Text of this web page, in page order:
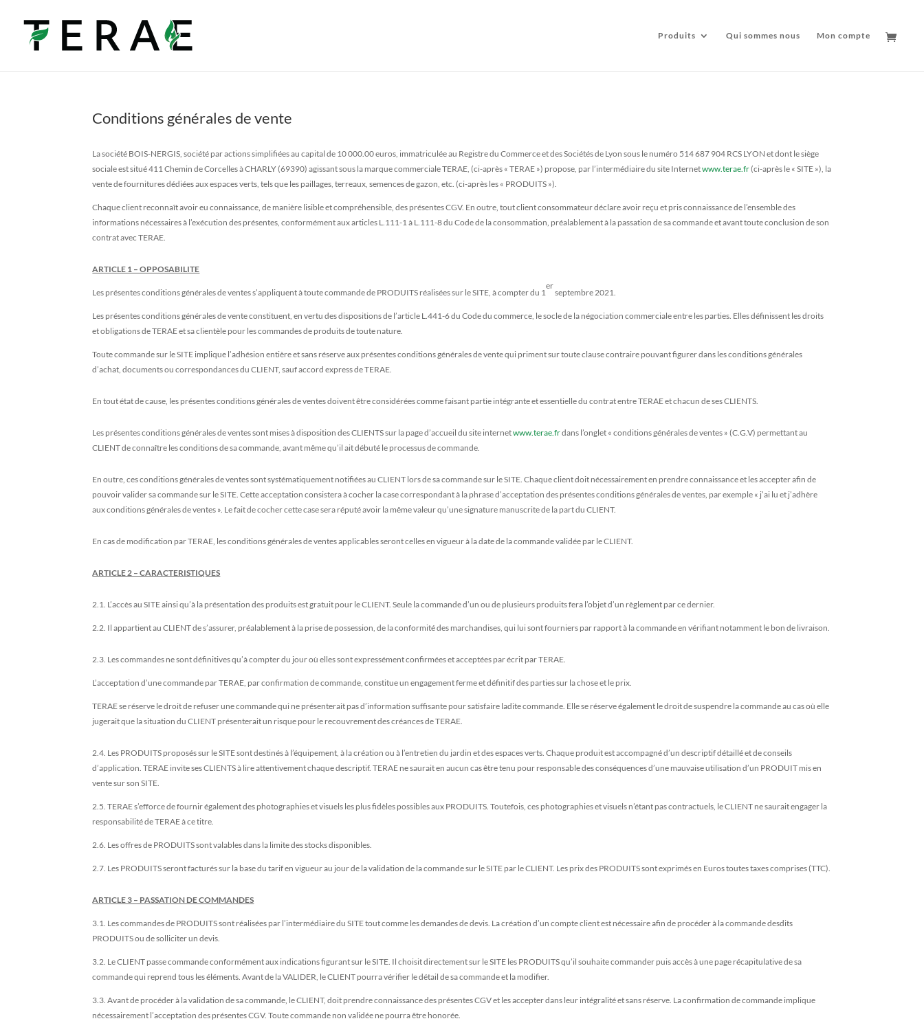
Produits Qui sommes nous Mon compte
Conditions générales de vente
La société BOIS-NERGIS, société par actions simplifiées au capital de 10 000.00 euros, immatriculée au Registre du Commerce et des Sociétés de Lyon sous le numéro 514 687 904 RCS LYON et dont le siège
sociale est situé 411 Chemin de Corcelles à CHARLY (69390) agissant sous la marque commerciale TERAE, (ci-après « TERAE ») propose, par l’intermédiaire du site Internetwww.terae.fr(ci-après le « SITE »), la
vente de fournitures dédiées aux espaces verts, tels que les paillages, terreaux, semences de gazon, etc. (ci-après les « PRODUITS »).
Chaque client reconnaît avoir eu connaissance, de manière lisible et compréhensible, des présentes CGV. En outre, tout client consommateur déclare avoir reçu et pris connaissance de l’ensemble des
informations nécessaires à l’exécution des présentes, conformément aux articles L.111-1 à L.111-8 du Code de la consommation, préalablement à la passation de sa commande et avant toute conclusion de son
contrat avec TERAE.
ARTICLE 1 – OPPOSABILITE
Les présentes conditions générales de ventes s’appliquent à toute commande de PRODUITS réalisées sur le SITE, à compter du 1
er
septembre 2021.
Les présentes conditions générales de vente constituent, en vertu des dispositions de l’article L.441-6 du Code du commerce, le socle de la négociation commerciale entre les parties. Elles définissent les droits
et obligations de TERAE et sa clientèle pour les commandes de produits de toute nature.
Toute commande sur le SITE implique l’adhésion entière et sans réserve aux présentes conditions générales de vente qui priment sur toute clause contraire pouvant figurer dans les conditions générales
d’achat, documents ou correspondances du CLIENT, sauf accord express de TERAE.
En tout état de cause, les présentes conditions générales de ventes doivent être considérées comme faisant partie intégrante et essentielle du contrat entre TERAE et chacun de ses CLIENTS.
Les présentes conditions générales de ventes sont mises à disposition des CLIENTS sur la page d’accueil du site internetwww.terae.frdans l’onglet « conditions générales de ventes » (C.G.V) permettant au
CLIENT de connaître les conditions de sa commande, avant même qu’il ait débuté le processus de commande.
En outre, ces conditions générales de ventes sont systématiquement notifiées au CLIENT lors de sa commande sur le SITE. Chaque client doit nécessairement en prendre connaissance et les accepter afin de
pouvoir valider sa commande sur le SITE. Cette acceptation consistera à cocher la case correspondant à la phrase d’acceptation des présentes conditions générales de ventes, par exemple « j’ai lu et j’adhère
aux conditions générales de ventes ». Le fait de cocher cette case sera réputé avoir la même valeur qu’une signature manuscrite de la part du CLIENT.
En cas de modification par TERAE, les conditions générales de ventes applicables seront celles en vigueur à la date de la commande validée par le CLIENT.
ARTICLE 2 – CARACTERISTIQUES
2.1. L’accès au SITE ainsi qu’à la présentation des produits est gratuit pour le CLIENT. Seule la commande d’un ou de plusieurs produits fera l’objet d’un règlement par ce dernier.
2.2. Il appartient au CLIENT de s’assurer, préalablement à la prise de possession, de la conformité des marchandises, qui lui sont fourniers par rapport à la commande en vérifiant notamment le bon de livraison.
2.3. Les commandes ne sont définitives qu’à compter du jour où elles sont expressément confirmées et acceptées par écrit par TERAE.
L’acceptation d’une commande par TERAE, par confirmation de commande, constitue un engagement ferme et définitif des parties sur la chose et le prix.
TERAE se réserve le droit de refuser une commande qui ne présenterait pas d’information suffisante pour satisfaire ladite commande. Elle se réserve également le droit de suspendre la commande au cas où elle
jugerait que la situation du CLIENT présenterait un risque pour le recouvrement des créances de TERAE.
2.4. Les PRODUITS proposés sur le SITE sont destinés à l’équipement, à la création ou à l’entretien du jardin et des espaces verts. Chaque produit est accompagné d’un descriptif détaillé et de conseils
d’application. TERAE invite ses CLIENTS à lire attentivement chaque descriptif. TERAE ne saurait en aucun cas être tenu pour responsable des conséquences d’une mauvaise utilisation d’un PRODUIT mis en
vente sur son SITE.
2.5. TERAE s’efforce de fournir également des photographies et visuels les plus fidèles possibles aux PRODUITS. Toutefois, ces photographies et visuels n’étant pas contractuels, le CLIENT ne saurait engager la
responsabilité de TERAE à ce titre.
2.6. Les offres de PRODUITS sont valables dans la limite des stocks disponibles.
2.7. Les PRODUITS seront facturés sur la base du tarif en vigueur au jour de la validation de la commande sur le SITE par le CLIENT. Les prix des PRODUITS sont exprimés en Euros toutes taxes comprises (TTC).
ARTICLE 3 – PASSATION DE COMMANDES
3.1. Les commandes de PRODUITS sont réalisées par l’intermédiaire du SITE tout comme les demandes de devis. La création d’un compte client est nécessaire afin de procéder à la commande desdits
PRODUITS ou de solliciter un devis.
3.2. Le CLIENT passe commande conformément aux indications figurant sur le SITE. Il choisit directement sur le SITE les PRODUITS qu’il souhaite commander puis accès à une page récapitulative de sa
commande qui reprend tous les éléments. Avant de la VALIDER, le CLIENT pourra vérifier le détail de sa commande et la modifier.
3.3. Avant de procéder à la validation de sa commande, le CLIENT, doit prendre connaissance des présentes CGV et les accepter dans leur intégralité et sans réserve. La confirmation de commande implique
nécessairement l’acceptation des présentes CGV. Toute commande non validée ne pourra être honorée.